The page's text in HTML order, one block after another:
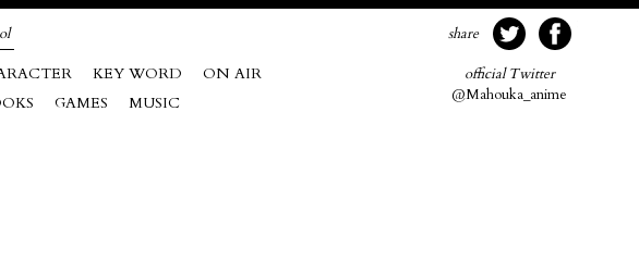
KEY WORD
ON AIR
GAMES MUSIC
share
twitter
official Twitter
@Mahouka_anime